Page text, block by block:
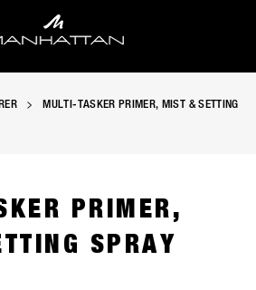
MULTI-TASKER PRIMER, MIST & SETTING
PRIMER,
SPRAY